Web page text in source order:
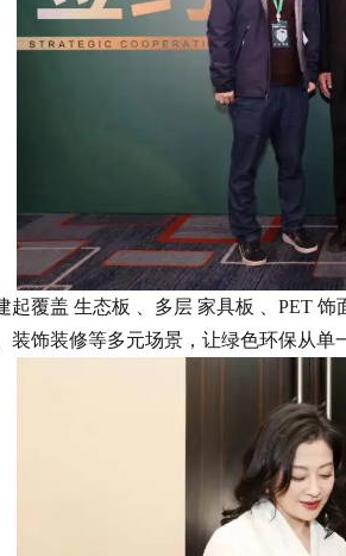
起覆盖 生态板 、多层 家具板 、PET
装饰装修等多元场景，让绿色环保从